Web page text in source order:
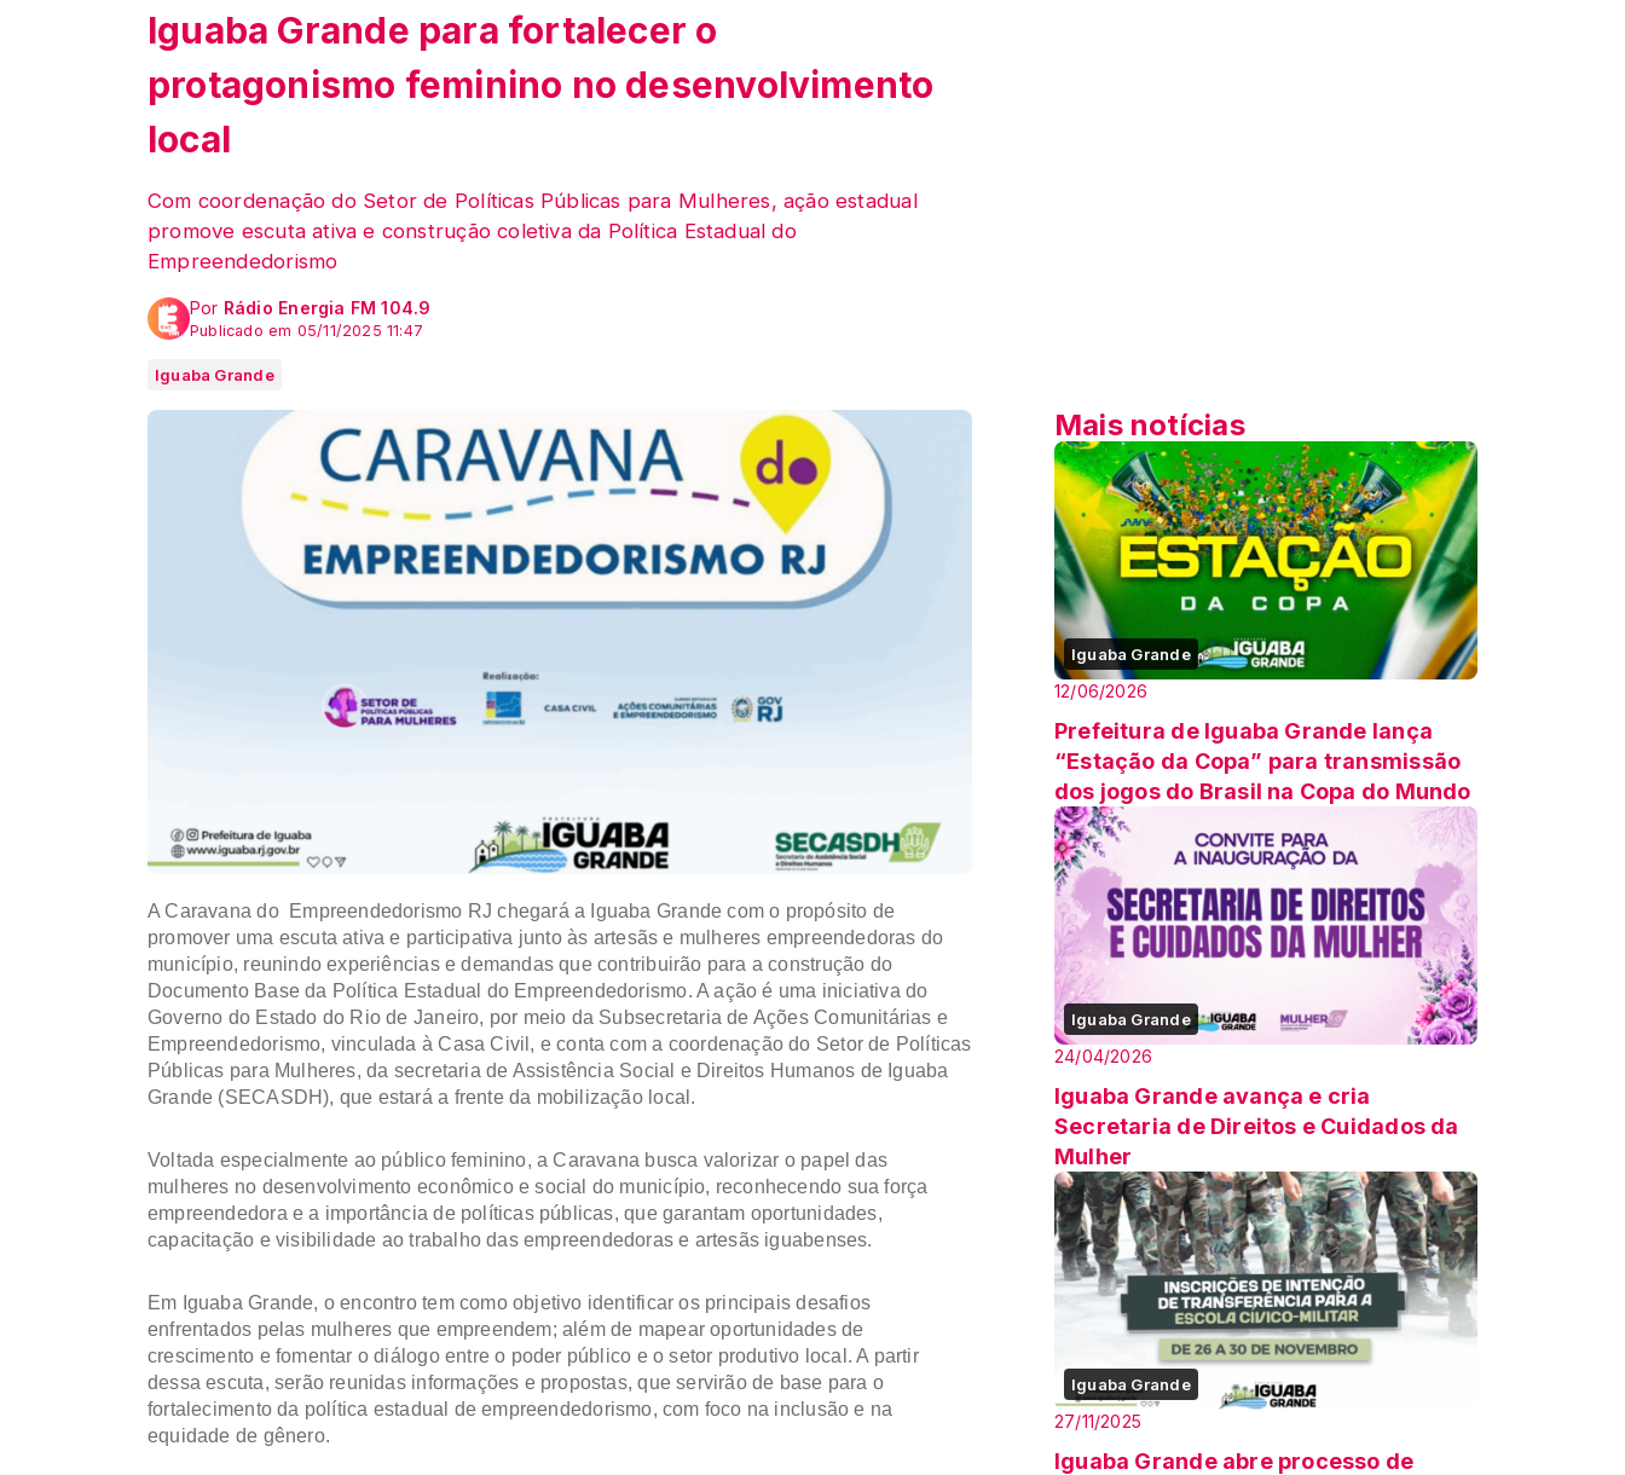
Iguaba Grande para fortalecer o
protagonismo feminino no desenvolvimento
local
Com coordenação do Setor de Políticas Públicas para Mulheres, ação estadual
promove escuta ativa e construção coletiva da Política Estadual do
Empreendedorismo
Por Rádio Energia FM 104.9
Publicado em 05/11/2025 11:47
Iguaba Grande
A Caravana do Empreendedorismo RJ chegará a Iguaba Grande com o propósito de
promover uma escuta ativa e participativa junto às artesãs e mulheres empreendedoras do
município, reunindo experiências e demandas que contribuirão para a construção do
Documento Base da Política Estadual do Empreendedorismo. A ação é uma iniciativa do
Governo do Estado do Rio de Janeiro, por meio da Subsecretaria de Ações Comunitárias e
Empreendedorismo, vinculada à Casa Civil, e conta com a coordenação do Setor de Políticas
Públicas para Mulheres, da secretaria de Assistência Social e Direitos Humanos de Iguaba
Grande (SECASDH), que estará a frente da mobilização local.
Voltada especialmente ao público feminino, a Caravana busca valorizar o papel das
mulheres no desenvolvimento econômico e social do município, reconhecendo sua força
empreendedora e a importância de políticas públicas, que garantam oportunidades,
capacitação e visibilidade ao trabalho das empreendedoras e artesãs iguabenses.
Em Iguaba Grande, o encontro tem como objetivo identificar os principais desafios
enfrentados pelas mulheres que empreendem; além de mapear oportunidades de
crescimento e fomentar o diálogo entre o poder público e o setor produtivo local. A partir
dessa escuta, serão reunidas informações e propostas, que servirão de base para o
fortalecimento da política estadual de empreendedorismo, com foco na inclusão e na
equidade de gênero.
Mais notícias
Iguaba Grande
12/06/2026
Prefeitura de Iguaba Grande lança
“Estação da Copa” para transmissão
dos jogos do Brasil na Copa do Mundo
Iguaba Grande
24/04/2026
Iguaba Grande avança e cria
Secretaria de Direitos e Cuidados da
Mulher
Iguaba Grande
27/11/2025
Iguaba Grande abre processo de